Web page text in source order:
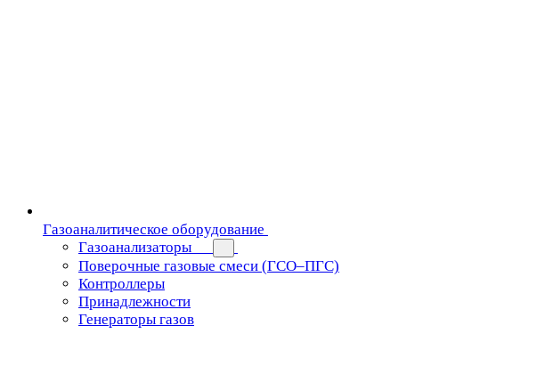
Газоаналитическое оборудование
Газоанализаторы
Поверочные газовые смеси (ГСО–ПГС)
Контроллеры
Принадлежности
Генераторы газов